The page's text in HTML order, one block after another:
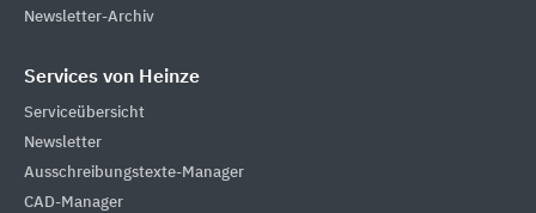
Newsletter-Archiv
Services von Heinze
Serviceübersicht
Newsletter
Ausschreibungstexte-Manager
CAD-Manager